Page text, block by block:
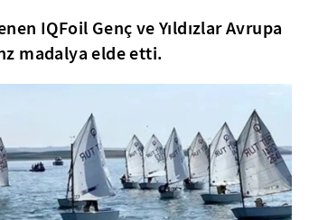
IQFoil Genç ve Yıldızlar Avrupa
madalya elde etti.